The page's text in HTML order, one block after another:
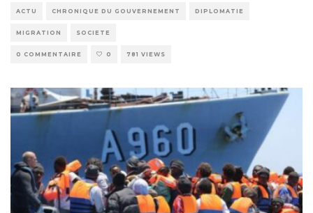
ACTU CHRONIQUE DU GOUVERNEMENT DIPLOMATIE
MIGRATION SOCIETE
0 COMMENTAIRE 0 781 VIEWS